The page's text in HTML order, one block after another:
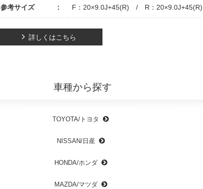
参考サイズ F：20×9.0J+45(R) / R：20×9.0J+45(R)
詳しくはこちら
車種から探す
TOYOTA/トヨタ
NISSAN/日産
HONDA/ホンダ
MAZDA/マツダ